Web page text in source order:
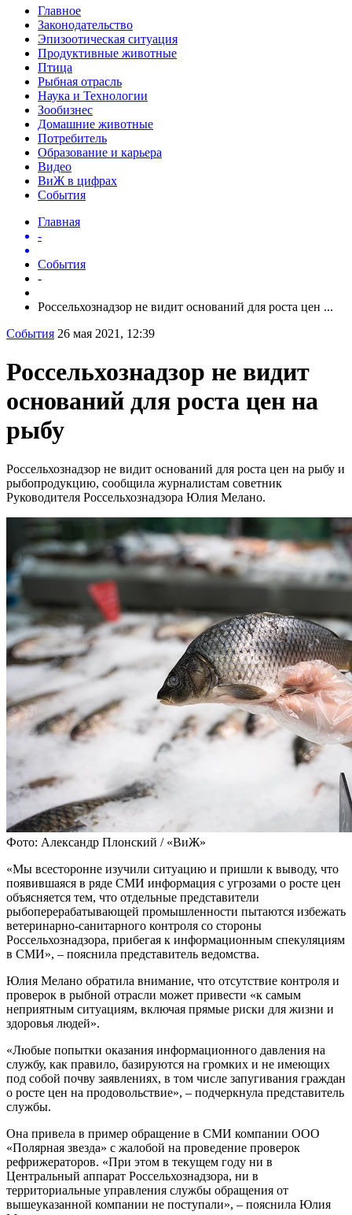
Главное
Законодательство
Эпизоотическая ситуация
Продуктивные животные
Птица
Рыбная отрасль
Наука и Технологии
Зообизнес
Домашние животные
Потребитель
Образование и карьера
Видео
ВиЖ в цифрах
События
Главная
-
События
-
Россельхознадзор не видит оснований для роста цен ...
События 26 мая 2021, 12:39
Россельхознадзор не видит
оснований для роста цен на
рыбу
Россельхознадзор не видит оснований для роста цен на рыбу и
рыбопродукцию, сообщила журналистам советник
Руководителя Россельхознадзора Юлия Мелано.
Фото: Александр Плонский / «ВиЖ»
«Мы всесторонне изучили ситуацию и пришли к выводу, что
появившаяся в ряде СМИ информация с угрозами о росте цен
объясняется тем, что отдельные представители
рыбоперерабатывающей промышленности пытаются избежать
ветеринарно-санитарного контроля со стороны
Россельхознадзора, прибегая к информационным спекуляциям
в СМИ», – пояснила представитель ведомства.
Юлия Мелано обратила внимание, что отсутствие контроля и
проверок в рыбной отрасли может привести «к самым
неприятным ситуациям, включая прямые риски для жизни и
здоровья людей».
«Любые попытки оказания информационного давления на
службу, как правило, базируются на громких и не имеющих
под собой почву заявлениях, в том числе запугивания граждан
о росте цен на продовольствие», – подчеркнула представитель
службы.
Она привела в пример обращение в СМИ компании ООО
«Полярная звезда» с жалобой на проведение проверок
рефрижераторов. «При этом в текущем году ни в
Центральный аппарат Россельхознадзора, ни в
территориальные управления службы обращения от
вышеуказанной компании не поступали», – пояснила Юлия